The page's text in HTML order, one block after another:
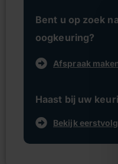
Bent u op zoek
oogkeuring?
Afspraak
Haast bij uw
Bekijk